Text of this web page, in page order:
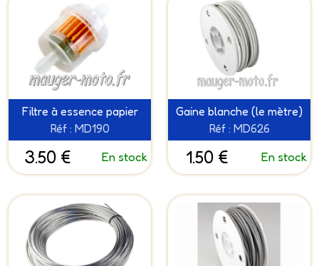
Filtre à essence papier
Réf : MD190
3.50 € En stock
Gaine blanche (le mètre)
Réf : MD626
1.50 € En stock